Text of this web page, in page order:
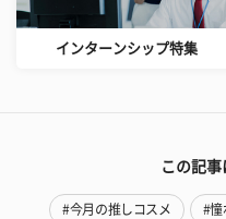
インターンシップ特集
この記
#今月の推しコスメ #憧